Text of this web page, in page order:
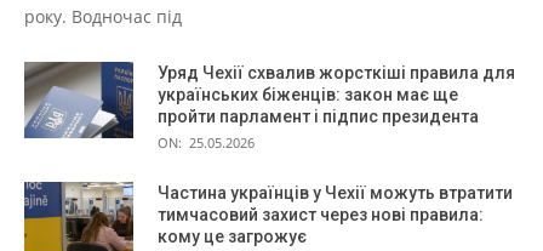
року. Водночас під
Уряд Чехії схвалив жорсткіші правила для
українських біженців: закон має ще
пройти парламент і підпис президента
ON: 25.05.2026
Частина українців у Чехії можуть втратити
тимчасовий захист через нові правила:
кому це загрожує